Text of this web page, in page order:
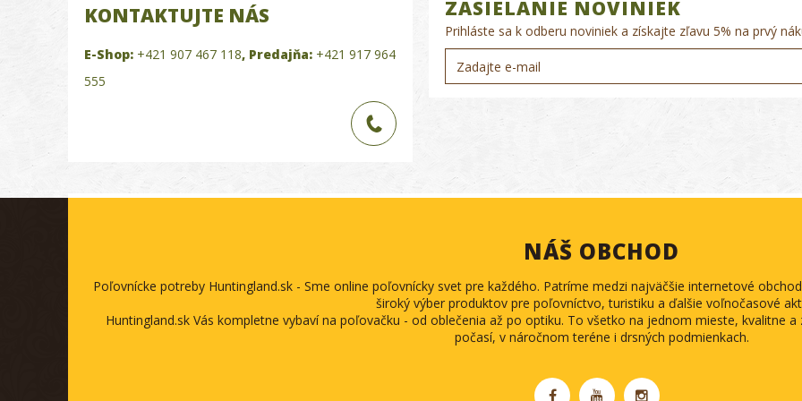
KONTAKTUJTE NÁS
E-Shop: +421 907 467 118, Predajňa: +421 917 964
555
ZASIELANIE NOVINIEK
Prihláste sa k odberu noviniek a získajte zľavu 5% na prvý
NÁŠ OBCHOD
Poľovnícke potreby Huntingland.sk - Sme online poľovnícky svet pre každého. Patríme medzi najväčšie internetové
široký výber produktov pre poľovníctvo, turistiku a ďalšie voľnočasové
Huntingland.sk Vás kompletne vybaví na poľovačku - od oblečenia až po optiku. To všetko na jednom mieste, kvalitne
počasí, v náročnom teréne i drsných podmienkach.